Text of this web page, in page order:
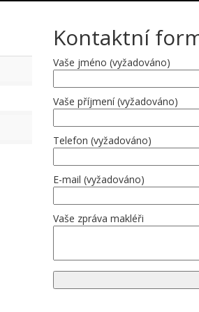
Kontaktní
Vaše jméno (vyžadováno)
Vaše příjmení (vyžadováno)
Telefon (vyžadováno)
E-mail (vyžadováno)
Vaše zpráva makléři